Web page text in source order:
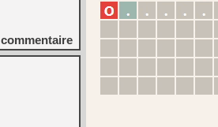
commentaire